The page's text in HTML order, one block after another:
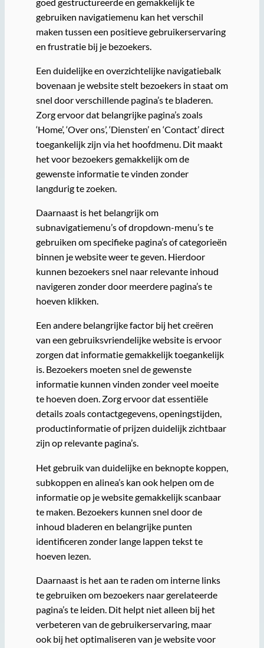
gebruiken navigatiemenu kan het verschil
maken tussen een positieve gebruikerservaring
en frustratie bij je bezoekers.
Een duidelijke en overzichtelijke navigatiebalk
bovenaan je website stelt bezoekers in staat om
snel door verschillende pagina’s te bladeren.
Zorg ervoor dat belangrijke pagina’s zoals
‘Home’, ‘Over ons’, ‘Diensten’ en ‘Contact’ direct
toegankelijk zijn via het hoofdmenu. Dit maakt
het voor bezoekers gemakkelijk om de
gewenste informatie te vinden zonder
langdurig te zoeken.
Daarnaast is het belangrijk om
subnavigatiemenu’s of dropdown-menu’s te
gebruiken om specifieke pagina’s of categorieën
binnen je website weer te geven. Hierdoor
kunnen bezoekers snel naar relevante inhoud
navigeren zonder door meerdere pagina’s te
hoeven klikken.
Een andere belangrijke factor bij het creëren
van een gebruiksvriendelijke website is ervoor
zorgen dat informatie gemakkelijk toegankelijk
is. Bezoekers moeten snel de gewenste
informatie kunnen vinden zonder veel moeite
te hoeven doen. Zorg ervoor dat essentiële
details zoals contactgegevens, openingstijden,
productinformatie of prijzen duidelijk zichtbaar
zijn op relevante pagina’s.
Het gebruik van duidelijke en beknopte koppen,
subkoppen en alinea’s kan ook helpen om de
informatie op je website gemakkelijk scanbaar
te maken. Bezoekers kunnen snel door de
inhoud bladeren en belangrijke punten
identificeren zonder lange lappen tekst te
hoeven lezen.
Daarnaast is het aan te raden om interne links
te gebruiken om bezoekers naar gerelateerde
pagina’s te leiden. Dit helpt niet alleen bij het
verbeteren van de gebruikerservaring, maar
ook bij het optimaliseren van je website voor